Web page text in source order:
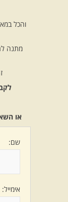
והכל
מתנה
או
שם:
אימייל: